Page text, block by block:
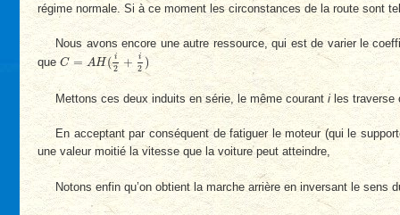
régime normale. Si à ce moment les circonstances de la route sont
Nous avons encore une autre ressource, qui est de varier le
queC = A H( i
2 + i
2 )
C A (i 2+i )
Mettons ces deux induits en série, le même courantiles traverse
En acceptant par conséquent de fatiguer le moteur (qui le
une valeur moitié la vitesse que la voiture peut atteindre,
Notons enfin qu’on obtient la marche arrière en inversant le sens